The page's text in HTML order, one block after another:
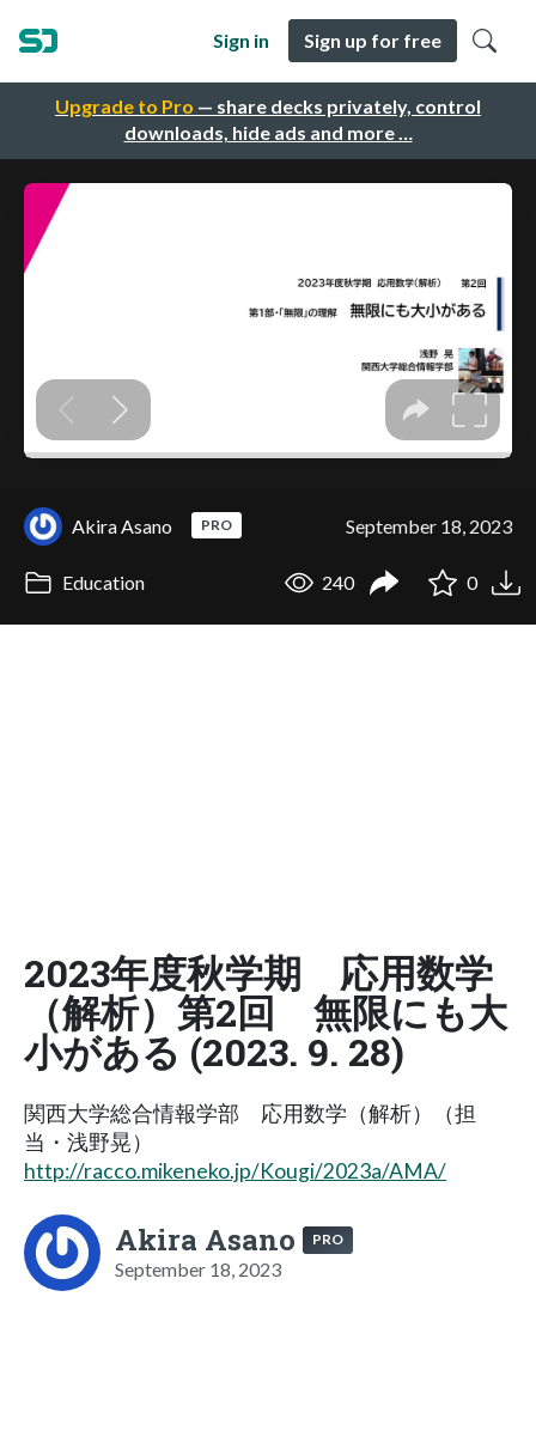
Upgrade to Pro — share decks privately, control
downloads, hide ads and more …
Sign in Sign up for free
Akira Asano PRO September 18, 2023
Education 240 0
2023年度秋学期 応用数学
（解析）第2回 無限にも大
小がある (2023. 9. 28)
関西大学総合情報学部 応用数学（解析）（担
当・浅野晃）
http://racco.mikeneko.jp/Kougi/2023a/AMA/
Akira Asano PRO
September 18, 2023